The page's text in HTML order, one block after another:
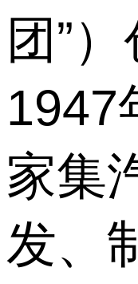
团”
1947
家集
发、